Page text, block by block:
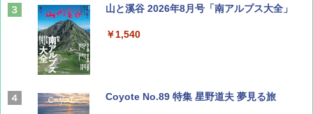
山と溪谷 2026年8月号「南アルプス大全」
￥1,540
Coyote No.89 特集 星野道夫 夢見る旅